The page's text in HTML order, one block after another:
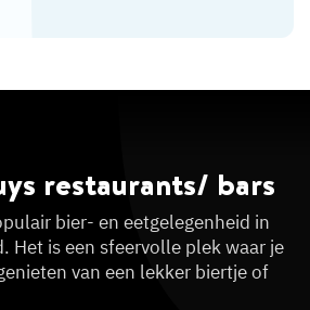
restaurants/ bars
bier- en eetgelegenheid in
Het is een sfeervolle plek waar je
van een lekker biertje of